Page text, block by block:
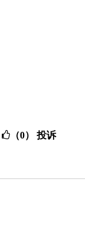
（0） 投诉